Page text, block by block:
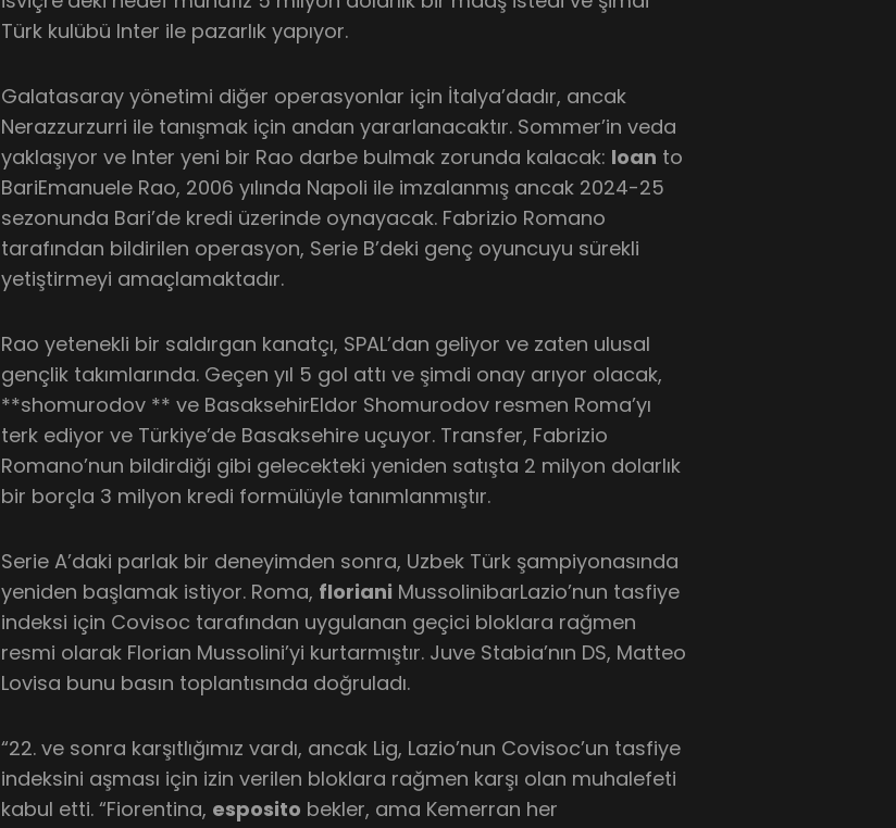
Türk kulübü Inter ile pazarlık yapıyor.
Galatasaray yönetimi diğer operasyonlar için İtalya’dadır, ancak
Nerazzurzurri ile tanışmak için andan yararlanacaktır. Sommer’in veda
yaklaşıyor ve Inter yeni bir Rao darbe bulmak zorunda kalacak: loan to
BariEmanuele Rao, 2006 yılında Napoli ile imzalanmış ancak 2024-25
sezonunda Bari’de kredi üzerinde oynayacak. Fabrizio Romano
tarafından bildirilen operasyon, Serie B’deki genç oyuncuyu sürekli
yetiştirmeyi amaçlamaktadır.
Rao yetenekli bir saldırgan kanatçı, SPAL’dan geliyor ve zaten ulusal
gençlik takımlarında. Geçen yıl 5 gol attı ve şimdi onay arıyor olacak,
**shomurodov ** ve BasaksehirEldor Shomurodov resmen Roma’yı
terk ediyor ve Türkiye’de Basaksehire uçuyor. Transfer, Fabrizio
Romano’nun bildirdiği gibi gelecekteki yeniden satışta 2 milyon dolarlık
bir borçla 3 milyon kredi formülüyle tanımlanmıştır.
Serie A’daki parlak bir deneyimden sonra, Uzbek Türk şampiyonasında
yeniden başlamak istiyor. Roma, floriani MussolinibarLazio’nun tasfiye
indeksi için Covisoc tarafından uygulanan geçici bloklara rağmen
resmi olarak Florian Mussolini’yi kurtarmıştır. Juve Stabia’nın DS, Matteo
Lovisa bunu basın toplantısında doğruladı.
“22. ve sonra karşıtlığımız vardı, ancak Lig, Lazio’nun Covisoc’un tasfiye
indeksini aşması için izin verilen bloklara rağmen karşı olan muhalefeti
kabul etti. “Fiorentina, esposito bekler, ama Kemerran her